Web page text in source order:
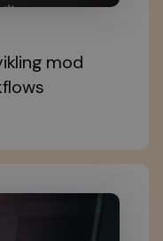
mod